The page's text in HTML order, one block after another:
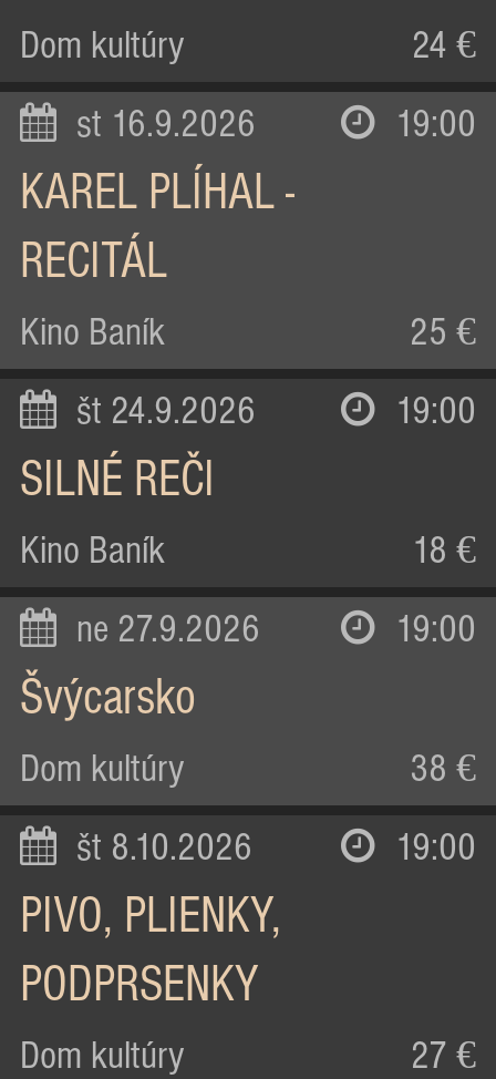
Dom kultúry 24 €
st 16.9.2026 19:00
KAREL PLÍHAL -
RECITÁL
Kino Baník 25 €
št 24.9.2026 19:00
SILNÉ REČI
Kino Baník 18 €
ne 27.9.2026 19:00
Švýcarsko
Dom kultúry 38 €
št 8.10.2026 19:00
PIVO, PLIENKY,
PODPRSENKY
Dom kultúry 27 €